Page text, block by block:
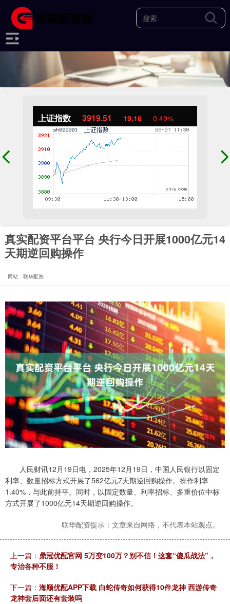
上证指数 3919.51 19.16 0.49%
真实配资平台平台 央行今日开展1000亿元14
天期逆回购操作
网站：联华配资
人民财讯12月19日电，2025年12月19日，中国人民银行以固定
利率、数量招标方式开展了562亿元7天期逆回购操作。操作利率
1.40%，与此前持平。同时，以固定数量、利率招标、多重价位中标
方式开展了1000亿元14天期逆回购操作。
联华配资提示：文章来自网络，不代表本站观点。
上一篇： 鼎冠优配官网 5万变100万？别不信！这套“傻瓜战法”，
专治各种不服！
下一篇： 海顺优配APP下载 白蛇传奇如何获得10件龙神 西游传奇
龙神套后面还有套装吗